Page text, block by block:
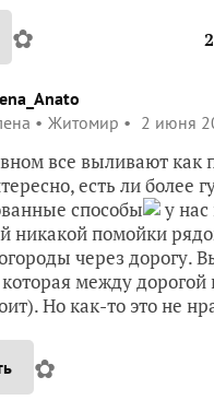
✿ 2
Житомир 2 июня
все выливают как
есть ли более
способы
у
никакой помойки
через дорогу.
между дорогой
Но как-то это не
✿